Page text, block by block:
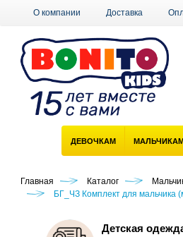
О компании Доставка
ДЕВОЧКАМ
Главная Каталог
БГ_ЧЗ Комплект для мальчика
Детская